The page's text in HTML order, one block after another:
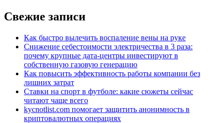
Свежие записи
Как быстро вылечить воспаление вены на руке
Снижение себестоимости электричества в 3 раза:
почему крупные дата-центры инвестируют в
собственную газовую генерацию
Как повысить эффективность работы компании без
лишних затрат
Ставки на спорт в футболе: какие сюжеты сейчас
читают чаще всего
kycnotlist.com помогает защитить анонимность в
криптовалютных операциях